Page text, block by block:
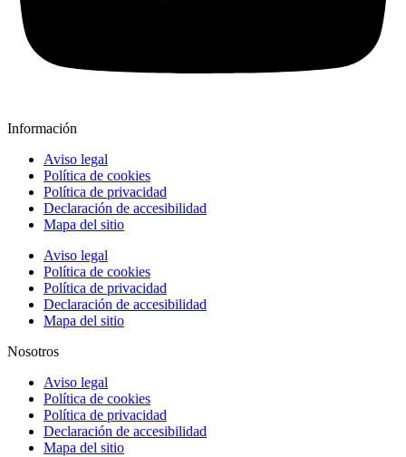
Información
Aviso legal
Política de cookies
Política de privacidad
Declaración de accesibilidad
Mapa del sitio
Aviso legal
Política de cookies
Política de privacidad
Declaración de accesibilidad
Mapa del sitio
Nosotros
Aviso legal
Política de cookies
Política de privacidad
Declaración de accesibilidad
Mapa del sitio